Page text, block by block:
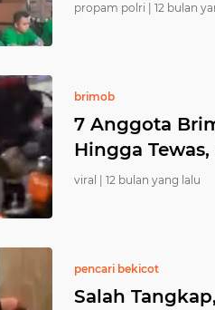
propam polri | 12 bulan
brimob
7 Anggota
Hingga
viral | 12 bulan yang lalu
pencari bekicot
Salah